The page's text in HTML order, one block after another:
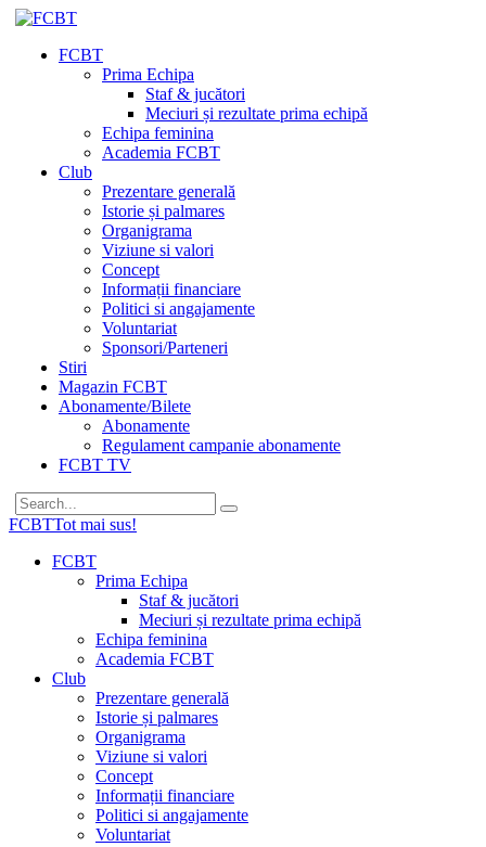
FCBT
Prima Echipa
Staf & jucători
Meciuri și rezultate prima echipă
Echipa feminina
Academia FCBT
Club
Prezentare generală
Istorie și palmares
Organigrama
Viziune si valori
Concept
Informații financiare
Politici si angajamente
Voluntariat
Sponsori/Parteneri
Stiri
Magazin FCBT
Abonamente/Bilete
Abonamente
Regulament campanie abonamente
FCBT TV
FCBTTot mai sus!
FCBT
Prima Echipa
Staf & jucători
Meciuri și rezultate prima echipă
Echipa feminina
Academia FCBT
Club
Prezentare generală
Istorie și palmares
Organigrama
Viziune si valori
Concept
Informații financiare
Politici si angajamente
Voluntariat